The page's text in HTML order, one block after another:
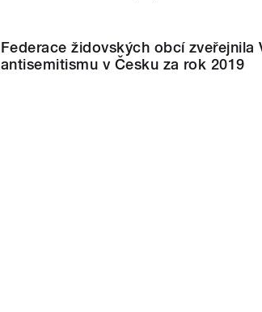
Federace židovských obcí zveřejnila
antisemitismu v Česku za rok 2019